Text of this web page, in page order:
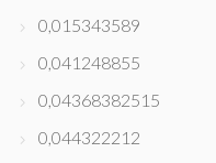
0,015343589
0,041248855
0,04368382515
0,044322212